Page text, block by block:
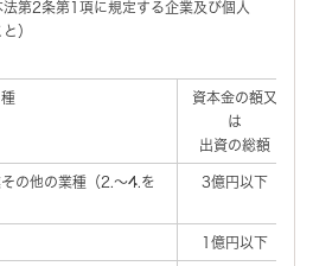
第2条第1項に規定する企業及び個人
）
資本金の額又
は
出資の総額
の他の業種（2.～4.を
3億円以下
1億円以下